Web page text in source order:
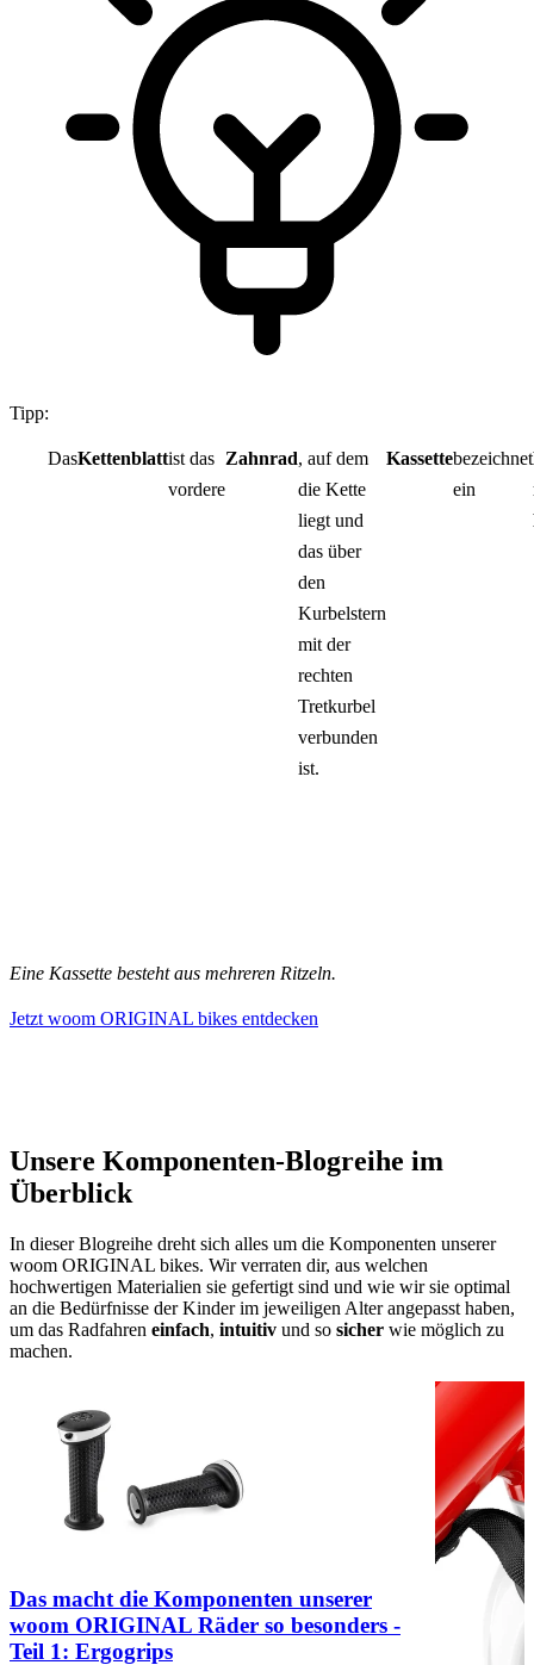
Tipp:
DasKettenblattist das
vordere
Zahnrad, auf dem
die Kette
liegt und
das über
den
Kurbelstern
mit der
rechten
Tretkurbel
verbunden
ist.
Kassettebezeichnet
ein
Eine Kassette besteht aus mehreren Ritzeln.
Jetzt woom ORIGINAL bikes entdecken
Unsere Komponenten-Blogreihe im
Überblick
In dieser Blogreihe dreht sich alles um die Komponenten unserer
woom ORIGINAL bikes. Wir verraten dir, aus welchen
hochwertigen Materialien sie gefertigt sind und wie wir sie optimal
an die Bedürfnisse der Kinder im jeweiligen Alter angepasst haben,
um das Radfahren einfach, intuitiv und so sicher wie möglich zu
machen.
Das macht die Komponenten unserer
woom ORIGINAL Räder so besonders -
Teil 1: Ergogrips